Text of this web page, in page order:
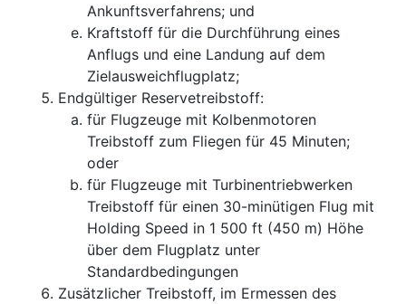
Ankunftsverfahrens; und
Kraftstoff für die Durchführung eines
Anflugs und eine Landung auf dem
Zielausweichflugplatz;
Endgültiger Reservetreibstoff:
für Flugzeuge mit Kolbenmotoren
Treibstoff zum Fliegen für 45 Minuten;
oder
für Flugzeuge mit Turbinentriebwerken
Treibstoff für einen 30-minütigen Flug mit
Holding Speed in 1 500 ft (450 m) Höhe
über dem Flugplatz unter
Standardbedingungen
Zusätzlicher Treibstoff, im Ermessen des